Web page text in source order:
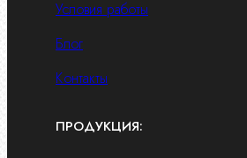
Условия работы
Блог
Контакты
ПРОДУКЦИЯ: